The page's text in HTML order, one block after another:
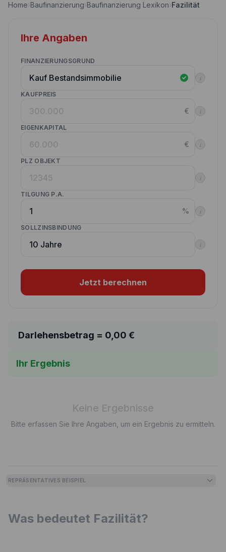
Nebenkostenrechner
Partner werden
Websitetools Baufinanzierung
Unsere Produktpartner
Kontakt
Home›Baufinanzierung›Baufinanzierung Lexikon›Fazilität
Ihre Angaben
FINANZIERUNGSGRUND
i
KAUFPREIS
€ i
EIGENKAPITAL
€ i
PLZ OBJEKT
i
TILGUNG P.A.
% i
SOLLZINSBINDUNG
i
Jetzt berechnen
Darlehensbetrag = 0,00 €
Ihr Ergebnis
Keine Ergebnisse
Bitte erfassen Sie Ihre Angaben, um ein Ergebnis zu ermitteln.
REPRÄSENTATIVES BEISPIEL
Was bedeutet Fazilität?